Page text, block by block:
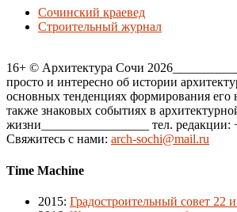
Сочинский краевед
Строительный журнал
16+ © Архитектура Сочи
просто и интересно об истории
основных тенденциях формирования его
также знаковых событиях в
жизни_________________ тел. редакции:
Свяжитесь с нами: arch-sochi@mail.ru
Time Machine
2015: Градостроительный совет 22